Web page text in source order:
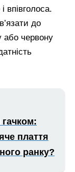
впівголоса.
до
або червону
гачком:
плаття
ранку?